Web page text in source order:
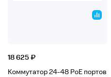
18 625 ₽
Коммутатор 24-48 PoE портов